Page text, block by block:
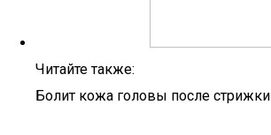
Читайте также:
Болит кожа головы после стрижки